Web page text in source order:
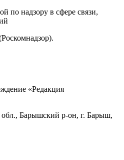
по надзору в сфере связи,
«Редакция
обл., Барышский р-он, г. Барыш,